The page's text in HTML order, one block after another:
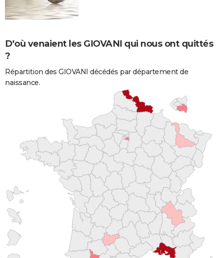
D'où venaient les GIOVANI qui nous ont quittés
?
Répartition des GIOVANI décédés par département de
naissance.